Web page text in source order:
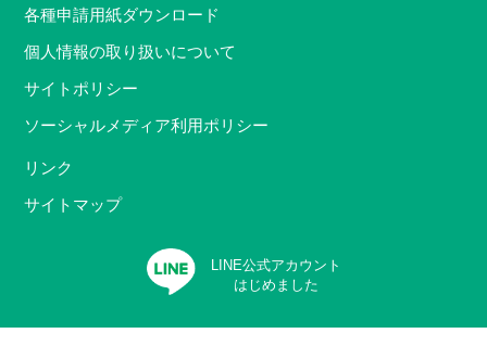
各種申請用紙ダウンロード
個人情報の取り扱いについて
サイトポリシー
ソーシャルメディア利用ポリシー
リンク
サイトマップ
LINE公式アカウント
はじめました